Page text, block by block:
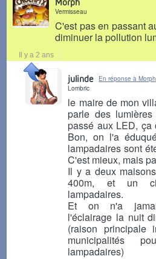
Vermisseau
C'est pas en passant
diminuer la pollution
Il y a 2 ans
julinde
En réponse à Morph
Lombric
le maire de mon
parle des
passé aux LED, ça
Bon, on l'a
lampadaires sont
C'est mieux, mais
Il y a deux
400m, et un
lampadaires.
Et on n'a
l'éclairage la nuit
(raison principale
municipalités
lampadaires)